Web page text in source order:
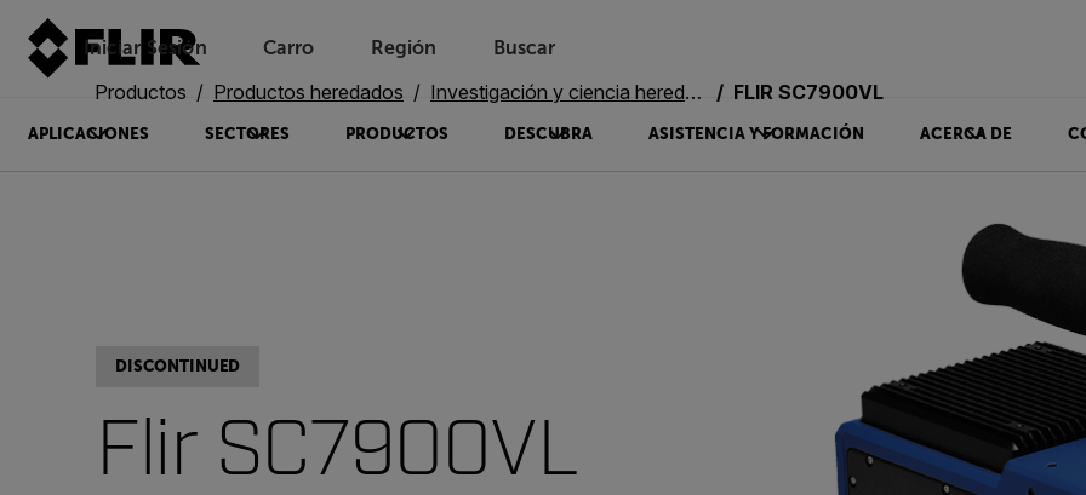
Iniciar Sesión Unread messages
Carro
Modelo
Eliminar
artículos
artículo
Añadir al carro
Añadido al carro
Región Buscar
APLICACIONES SECTORES PRODUCTOS DESCUBRA ASISTENCIA Y FORMACIÓN ACERCA DE
Productos Productos heredados Investigación y ciencia heredadas FLIR SC7900VL
DISCONTINUED
Flir SC7900VL